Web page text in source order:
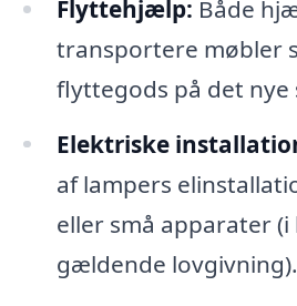
Flyttehjælp: Både
transportere møbler
flyttegods på det nye
Elektriske
af lampers
eller små apparater
gældende lovgivning).